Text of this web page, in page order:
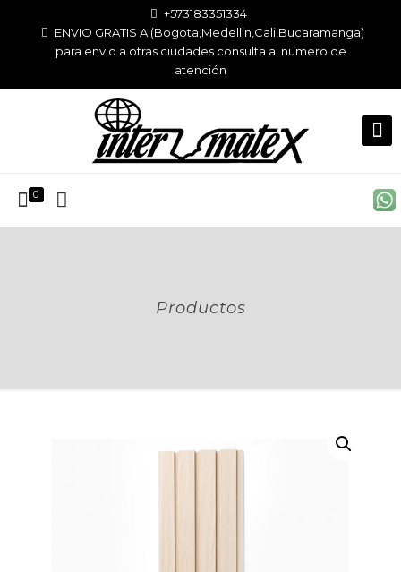
+573183351334
ENVIO GRATIS A (Bogota,Medellin,Cali,Bucaramanga)
para envio a otras ciudades consulta al numero de
atención
0
Productos